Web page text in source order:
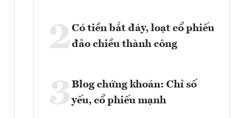
2Có tiền bắt đáy, loạt cổ phiếu
đảo chiều thành công
3 Blog chứng khoán: Chỉ số
yếu, cổ phiếu mạnh